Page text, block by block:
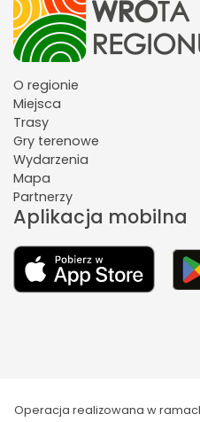
O regionie
Miejsca
Trasy
Gry terenowe
Wydarzenia
Mapa
Partnerzy
Aplikacja mobilna
Operacja realizowana w